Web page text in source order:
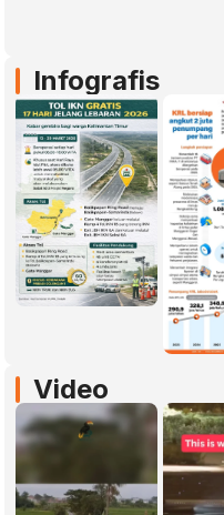
Infografis
Video